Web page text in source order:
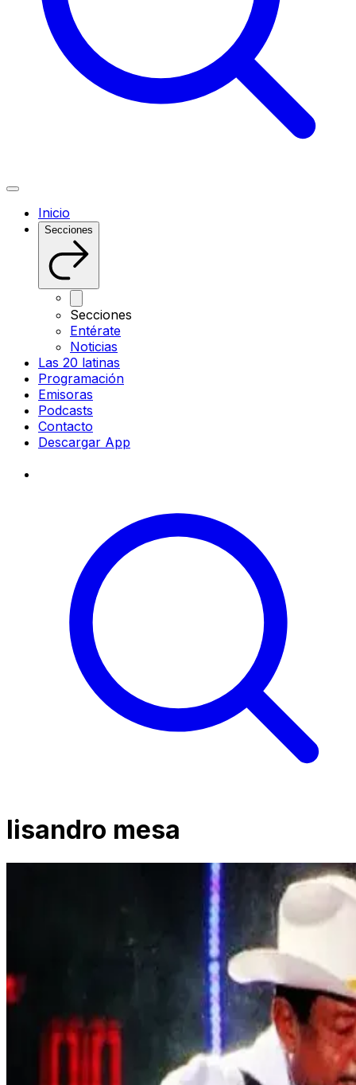
Inicio
Secciones
Secciones
Entérate
Noticias
Las 20 latinas
Programación
Emisoras
Podcasts
Contacto
Descargar App
lisandro mesa